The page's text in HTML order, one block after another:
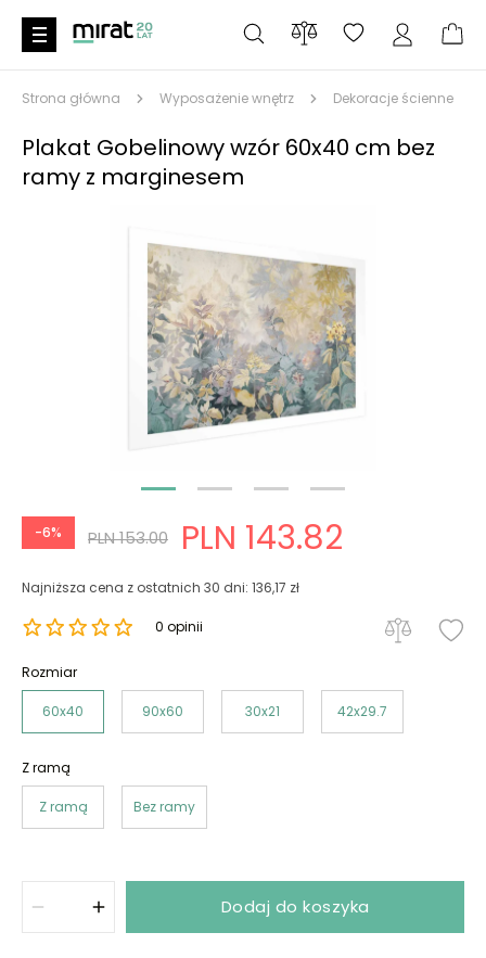
Strona główna Wyposażenie wnętrz Dekoracje ścienne
Plakat Gobelinowy wzór 60x40 cm bez
ramy z marginesem
-6% PLN 153.00 PLN 143.82
Najniższa cena z ostatnich 30 dni: 136,17 zł
0 opinii
Rozmiar
60x40 90x60 30x21 42x29.7
Z ramą
Z ramą Bez ramy
Dodaj do koszyka